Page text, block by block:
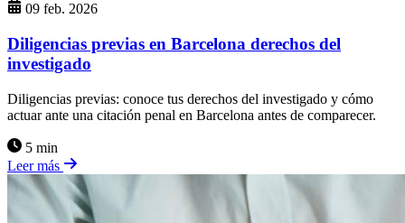
09 feb. 2026
Diligencias previas en Barcelona derechos del
investigado
Diligencias previas: conoce tus derechos del investigado y cómo
actuar ante una citación penal en Barcelona antes de comparecer.
5 min
Leer más